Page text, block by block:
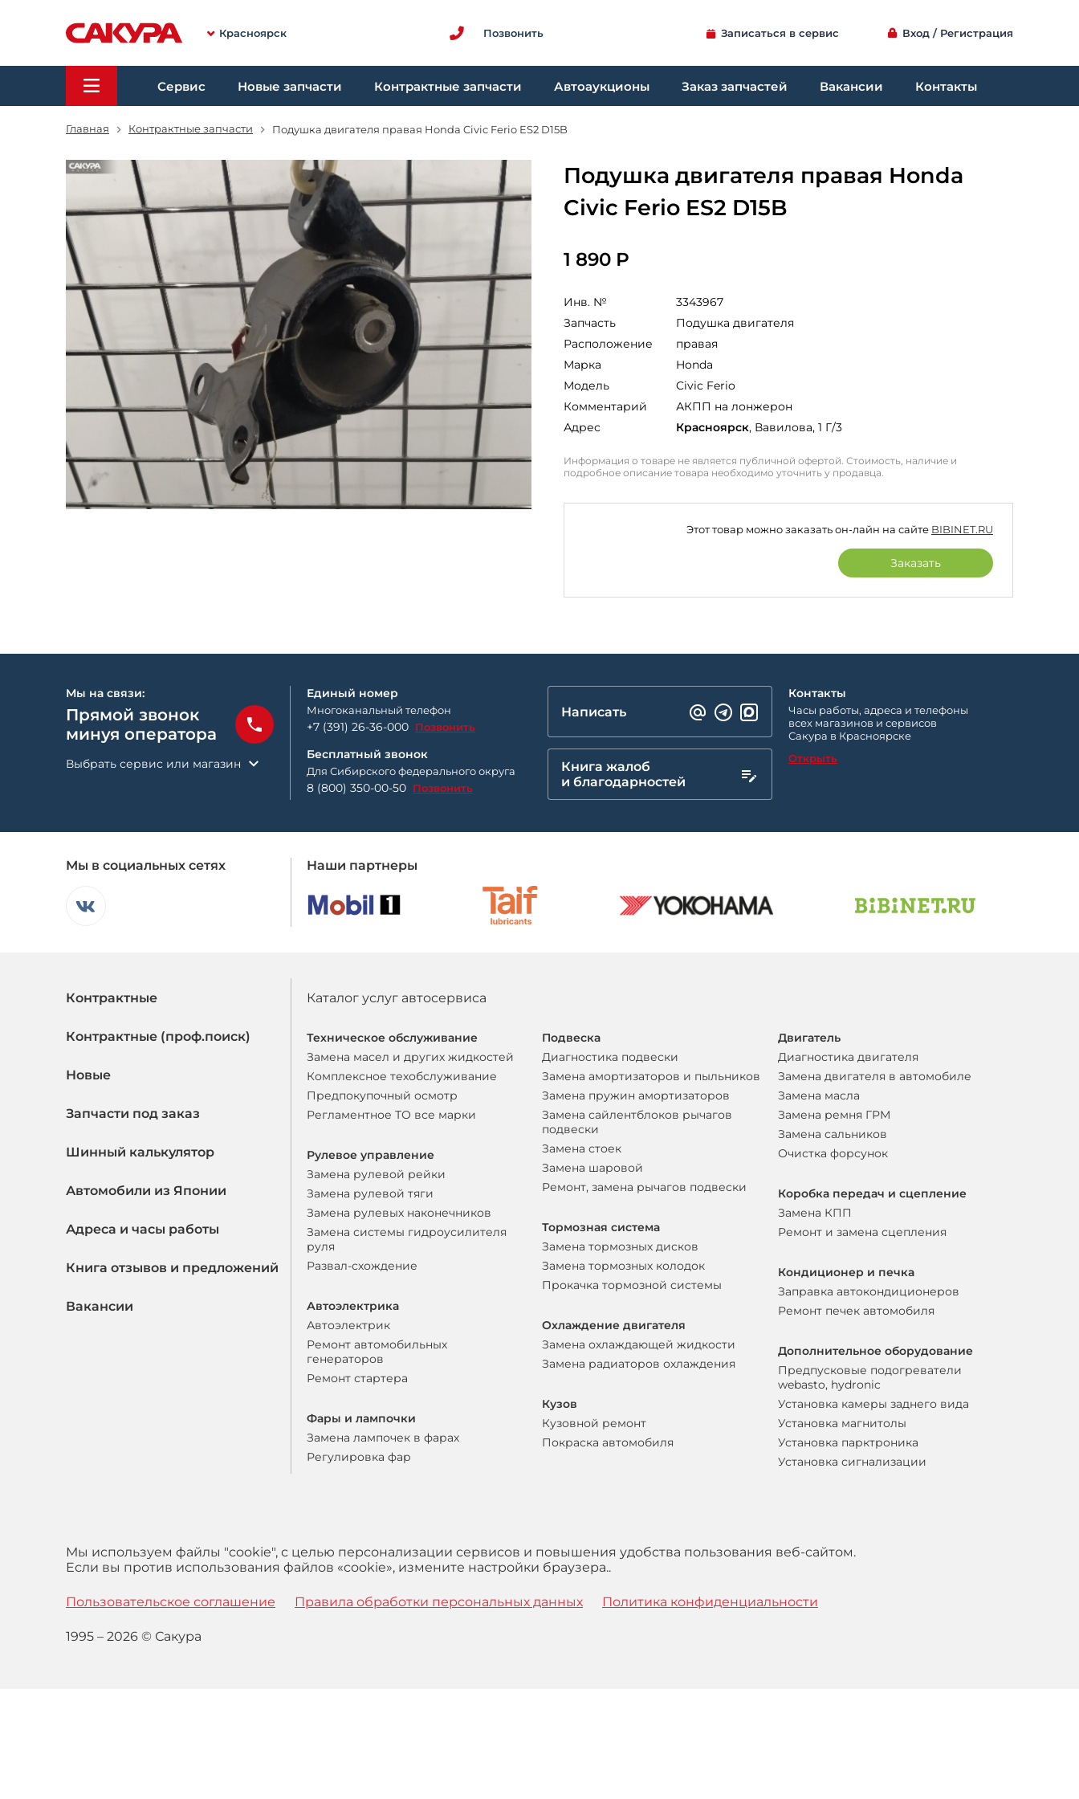
Красноярск Позвонить Записаться в сервис Вход / Регистрация
Сервис Новые запчасти Контрактные запчасти Автоаукционы Заказ запчастей Вакансии Контакты
Главная Контрактные запчасти Подушка двигателя правая Honda Civic Ferio ES2 D15B
Подушка двигателя правая Honda
Civic Ferio ES2 D15B
1 890 Р
Инв. №
3343967
Запчасть
Подушка двигателя
Расположение
правая
Марка
Honda
Модель
Civic Ferio
Комментарий
АКПП на лонжерон
Адрес
Красноярск, Вавилова, 1 Г/3
Информация о товаре не является публичной офертой. Стоимость, наличие и
подробное описание товара необходимо уточнить у продавца.
Этот товар можно заказать он-лайн на сайте BIBINET.RU
Заказать
Мы на связи:
Прямой звонок
минуя оператора
Выбрать сервис или магазин
Единый номер
Многоканальный телефон
+7 (391) 26-36-000 Позвонить
Бесплатный звонок
Для Сибирского федерального округа
8 (800) 350-00-50 Позвонить
Написать
Книга жалоб
и благодарностей
Контакты
Часы работы, адреса и телефоны
всех магазинов и сервисов
Сакура в Красноярске
Открыть
Мы в социальных сетях Наши партнеры
Контрактные
Контрактные (проф.поиск)
Новые
Запчасти под заказ
Шинный калькулятор
Автомобили из Японии
Адреса и часы работы
Книга отзывов и предложений
Вакансии
Каталог услуг автосервиса
Техническое обслуживание
Замена масел и других жидкостей
Комплексное техобслуживание
Предпокупочный осмотр
Регламентное ТО все марки
Рулевое управление
Замена рулевой рейки
Замена рулевой тяги
Замена рулевых наконечников
Замена системы гидроусилителя
руля
Развал-схождение
Автоэлектрика
Автоэлектрик
Ремонт автомобильных
генераторов
Ремонт стартера
Фары и лампочки
Замена лампочек в фарах
Регулировка фар
Подвеска
Диагностика подвески
Замена амортизаторов и пыльников
Замена пружин амортизаторов
Замена сайлентблоков рычагов
подвески
Замена стоек
Замена шаровой
Ремонт, замена рычагов подвески
Тормозная система
Замена тормозных дисков
Замена тормозных колодок
Прокачка тормозной системы
Охлаждение двигателя
Замена охлаждающей жидкости
Замена радиаторов охлаждения
Кузов
Кузовной ремонт
Покраска автомобиля
Двигатель
Диагностика двигателя
Замена двигателя в автомобиле
Замена масла
Замена ремня ГРМ
Замена сальников
Очистка форсунок
Коробка передач и сцепление
Замена КПП
Ремонт и замена сцепления
Кондиционер и печка
Заправка автокондиционеров
Ремонт печек автомобиля
Дополнительное оборудование
Предпусковые подогреватели
webasto, hydronic
Установка камеры заднего вида
Установка магнитолы
Установка парктроника
Установка сигнализации
Мы используем файлы "cookie", с целью персонализации сервисов и повышения удобства пользования веб-сайтом.
Если вы против использования файлов «cookie», измените настройки браузера..
Пользовательское соглашение Правила обработки персональных данных Политика конфиденциальности
1995 – 2026 © Сакура